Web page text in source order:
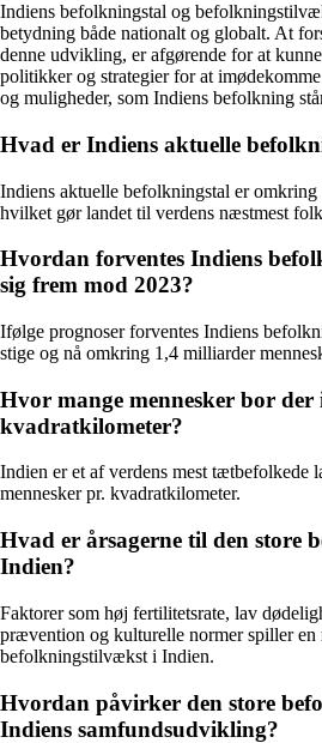
Indiens befolkningstal og
betydning både nationalt og globalt. At
denne udvikling, er afgørende for at
politikker og strategier for at
og muligheder, som Indiens befolkning
Hvad er Indiens aktuelle
Indiens aktuelle befolkningstal er omkring
hvilket gør landet til verdens næstmest
Hvordan forventes Indiens
sig frem mod 2023?
Ifølge prognoser forventes Indiens
stige og nå omkring 1,4 milliarder
Hvor mange mennesker bor
kvadratkilometer?
Indien er et af verdens mest tætbefolkede
mennesker pr. kvadratkilometer.
Hvad er årsagerne til den store
Indien?
Faktorer som høj fertilitetsrate, lav
prævention og kulturelle normer spiller en
befolkningstilvækst i Indien.
Hvordan påvirker den store
Indiens samfundsudvikling?